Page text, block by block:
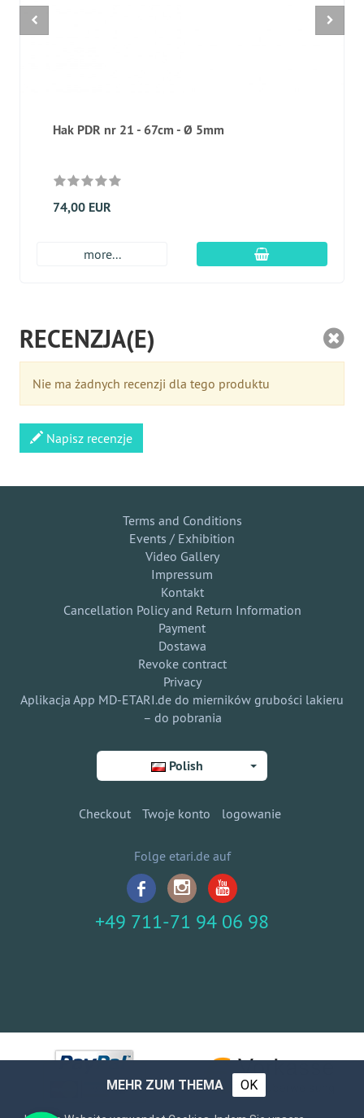
Hak PDR nr 21 - 67cm - Ø 5mm
74,00 EUR
more... dodaj do
RECENZJA(E)
Nie ma żadnych recenzji dla tego produktu
Napisz recenzje
Terms and Conditions
Events / Exhibition
Video Gallery
Impressum
Kontakt
Cancellation Policy and Return Information
Payment
Dostawa
Revoke contract
Privacy
Aplikacja App MD-ETARI.de do mierników grubości lakieru
– do pobrania
Polish
Checkout Twoje konto logowanie
Folge etari.de auf
+49 711-71 94 06 98
MEHR ZUM THEMA OK